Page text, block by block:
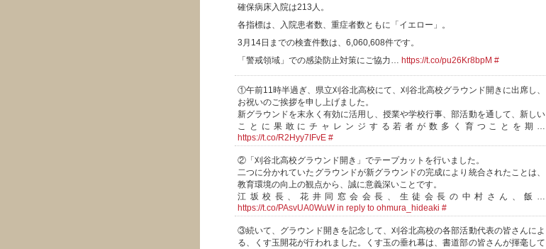
確保病床入院は213人。
各指標は、入院患者数、重症者数ともに「イエロー」。
3月14日までの検査件数は、6,060,608件です。
「警戒領域」での感染防止対策にご協力… https://t.co/pu26Kr8bpM #
①午前11時半過ぎ、県立刈谷北高校にて、刈谷北高校グラウンド開きに出席し、
お祝いのご挨拶を申し上げました。
新グラウンドを末永く有効に活用し、授業や学校行事、部活動を通して、新しい
ことに果敢にチャレンジする若者が数多く育つことを期…
https://t.co/R2Hyy7IFvE #
②「刈谷北高校グラウンド開き」でテープカットを行いました。
二つに分かれていたグラウンドが新グラウンドの完成により統合されたことは、
教育環境の向上の観点から、誠に意義深いことです。
江坂校長、花井同窓会会長、生徒会長の中村さん、飯…
https://t.co/PAsvUA0WuW in reply to ohmura_hideaki #
③続いて、グラウンド開きを記念して、刈谷北高校の各部活動代表の皆さんによ
る、くす玉開花が行われました。くす玉の垂れ幕は、書道部の皆さんが揮毫して